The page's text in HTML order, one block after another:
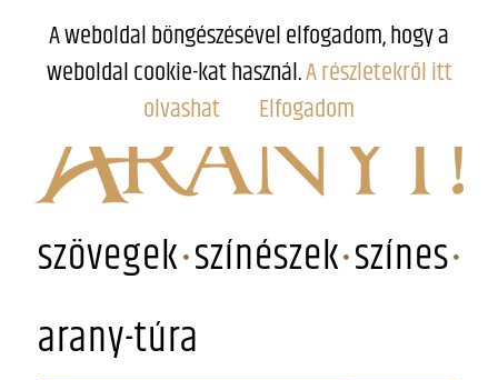
szövegek színészek színes
arany-túra
A weboldal böngészésével elfogadom, hogy a
weboldal cookie-kat használ.A részletekről itt
olvashat
Elfogadom